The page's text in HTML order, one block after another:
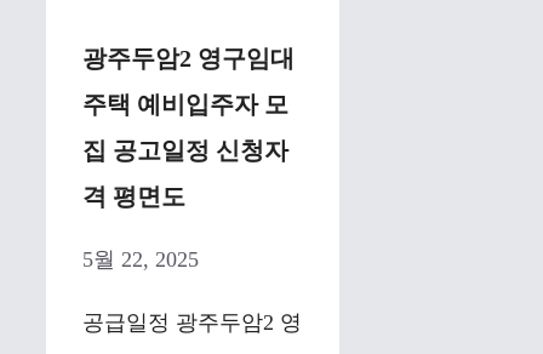
광주두암2 영구임대
주택 예비입주자 모
집 공고일정 신청자
격 평면도
5월 22, 2025
공급일정 광주두암2 영